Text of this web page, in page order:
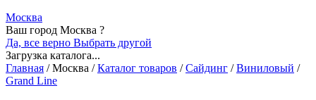
Москва
Ваш город Москва ?
Да, все верно Выбрать другой
Загрузка каталога...
Главная /Москва / Каталог товаров / Сайдинг / Виниловый /
Grand Line